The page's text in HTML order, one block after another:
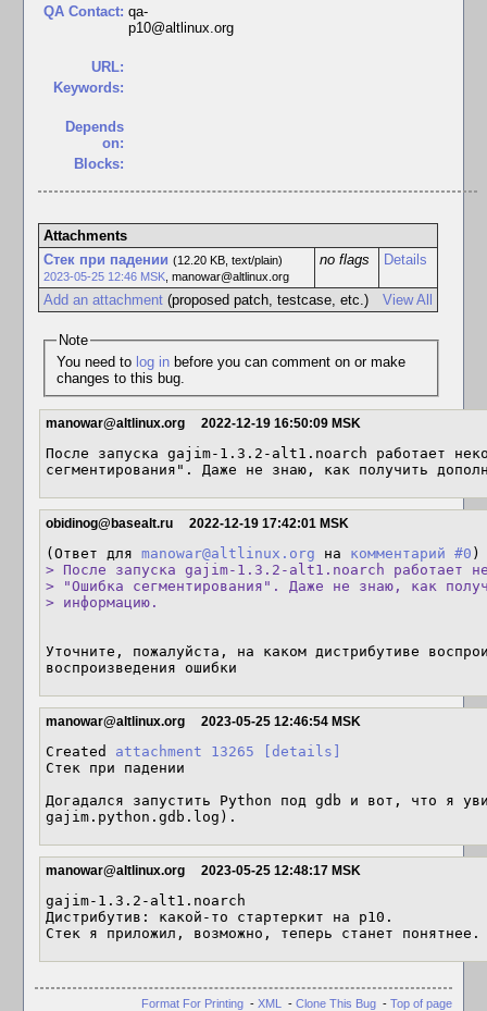
QA Contact: qa-
p10@altlinux.org
URL:
Keywords:
Depends
on:
Blocks:
Attachments
Стек при падении (12.20 KB, text/plain)
2023-05-25 12:46 MSK, manowar@altlinux.org
no flags Details
View All
Add an attachment(proposed patch, testcase, etc.)
Note
You need to log inbefore you can comment on or make
changes to this bug.
manowar@altlinux.org 2022-12-19 16:50:09 MSK
После запуска gajim-1.3.2-alt1.noarch работает
сегментирования". Даже не знаю, как получить
obidinog@basealt.ru 2022-12-19 17:42:01 MSK
(Ответ для manowar@altlinux.org на комментарий #0
> После запуска gajim-1.3.2-alt1.noarch работает
> "Ошибка сегментирования". Даже не знаю, как
> информацию.
Уточните, пожалуйста, на каком дистрибутиве
воспроизведения ошибки
manowar@altlinux.org 2023-05-25 12:46:54 MSK
Created attachment 13265
[details]
Стек при падении
Догадался запустить Python под gdb и вот, что я
gajim.python.gdb.log).
manowar@altlinux.org 2023-05-25 12:48:17 MSK
gajim-1.3.2-alt1.noarch
Дистрибутив: какой-то стартеркит на p10.
Стек я приложил, возможно, теперь станет понятнее.
Format For Printing - XML - Clone This Bug - Top of page